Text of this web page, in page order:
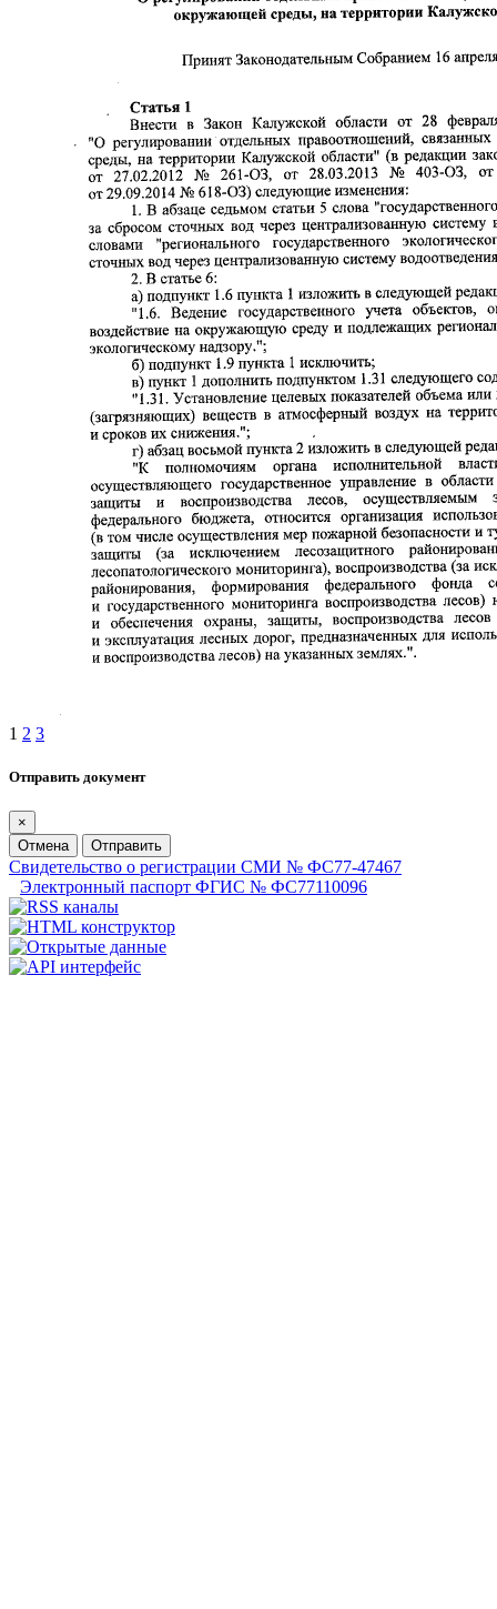
1 2 3
Отправить документ
×
Отмена
Отправить
Свидетельство о регистрации СМИ № ФС77-47467
Электронный паспорт ФГИС № ФС77110096